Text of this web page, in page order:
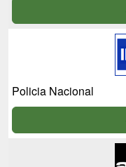
Policia Nacional